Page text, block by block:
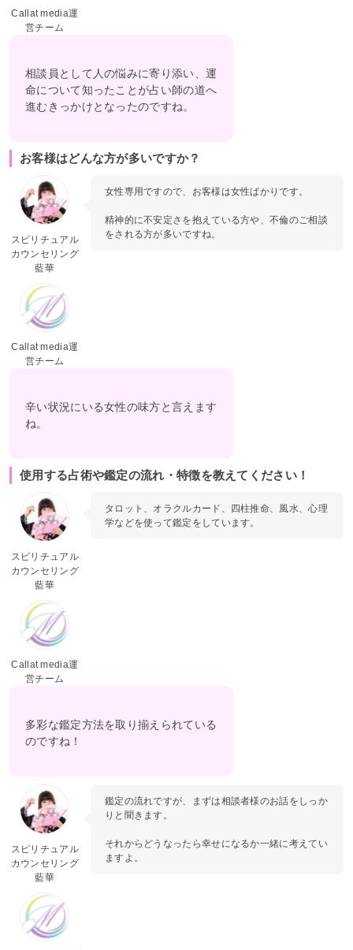
Callat media運
営チーム
相談員として人の悩みに寄り添い、運
命について知ったことが占い師の道へ
進むきっかけとなったのですね。
お客様はどんな方が多いですか？
スピリチュアル
カウンセリング
藍華
女性専用ですので、お客様は女性ばかりです。
精神的に不安定さを抱えている方や、不倫のご相談
をされる方が多いですね。
Callat media運
営チーム
辛い状況にいる女性の味方と言えます
ね。
使用する占術や鑑定の流れ・特徴を教えてください！
スピリチュアル
カウンセリング
藍華
タロット、オラクルカード、四柱推命、風水、心理
学などを使って鑑定をしています。
Callat media運
営チーム
多彩な鑑定方法を取り揃えられている
のですね！
スピリチュアル
カウンセリング
藍華
鑑定の流れですが、まずは相談者様のお話をしっか
りと聞きます。
それからどうなったら幸せになるか一緒に考えてい
ますよ。